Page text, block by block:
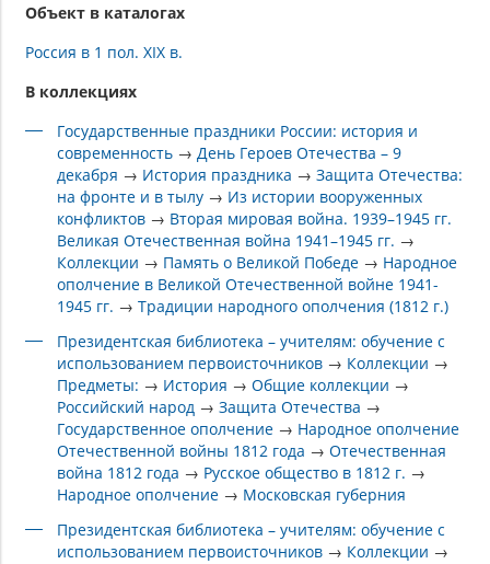
Объект в каталогах
Россия в 1 пол. XIX в.
В коллекциях
Государственные праздники России: история и
современность → День Героев Отечества – 9
декабря → История праздника →Защита Отечества:
на фронте и в тылу → Из истории вооруженных
конфликтов → Вторая мировая война. 1939–1945 гг.
Великая Отечественная война 1941–1945 гг. →
Коллекции → Память о Великой Победе → Народное
ополчение в Великой Отечественной войне 1941-
1945 гг. →Традиции народного ополчения (1812 г.)
Президентская библиотека – учителям: обучение с
использованием первоисточников → Коллекции →
Предметы: → История →Общие коллекции →
Российский народ →Защита Отечества →
Государственное ополчение → Народное ополчение
Отечественной войны 1812 года →Отечественная
война 1812 года → Русское общество в 1812 г. →
Народное ополчение → Московская губерния
Президентская библиотека – учителям: обучение с
использованием первоисточников → Коллекции →